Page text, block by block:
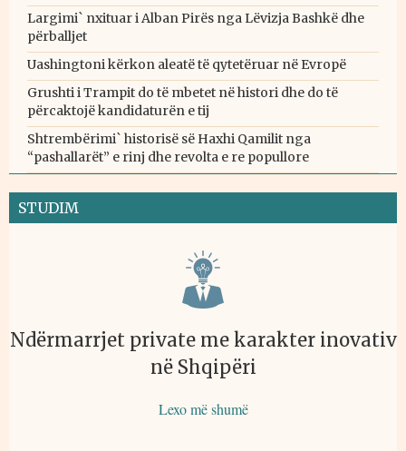
Largimi` nxituar i Alban Pirës nga Lëvizja Bashkë dhe
përballjet
Uashingtoni kërkon aleatë të qytetëruar në Evropë
Grushti i Trampit do të mbetet në histori dhe do të
përcaktojë kandidaturën e tij
Shtrembërimi` historisë së Haxhi Qamilit nga
“pashallarët” e rinj dhe revolta e re popullore
STUDIM
Ndërmarrjet private me karakter inovativ
në Shqipëri
Lexo më shumë